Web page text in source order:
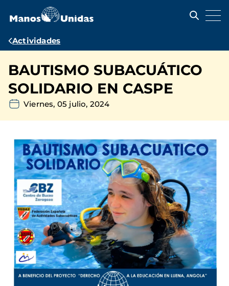
contenido
Ruta
navegación
Actividades
BAUTISMO SUBACUÁTICO
SOLIDARIO EN CASPE
Viernes, 05 julio, 2024